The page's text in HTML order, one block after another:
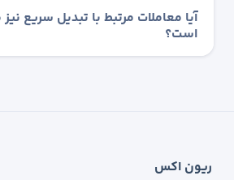
آیا معاملات مرتبط با تبدیل سریع
است؟
ریون اکس